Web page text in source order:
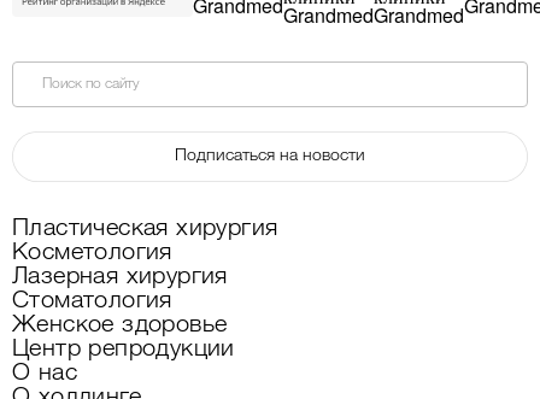
Поиск по сайту
Подписаться на новости
Пластическая хирургия
Косметология
Лазерная хирургия
Стоматология
Женское здоровье
Центр репродукции
О нас